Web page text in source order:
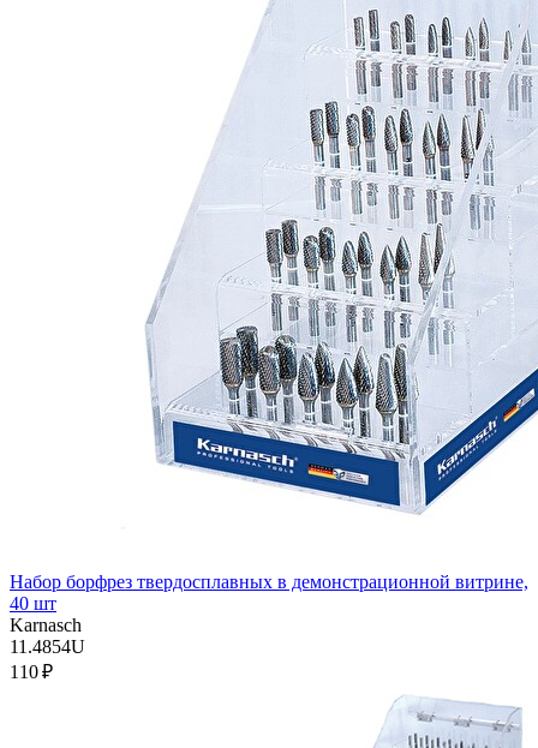
Набор борфрез твердосплавных в демонстрационной витрине,
40 шт
Karnasch
11.4854U
110 ₽